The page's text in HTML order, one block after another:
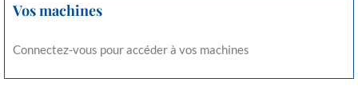
Vos machines
Connectez-vous pour accéder à vos machines